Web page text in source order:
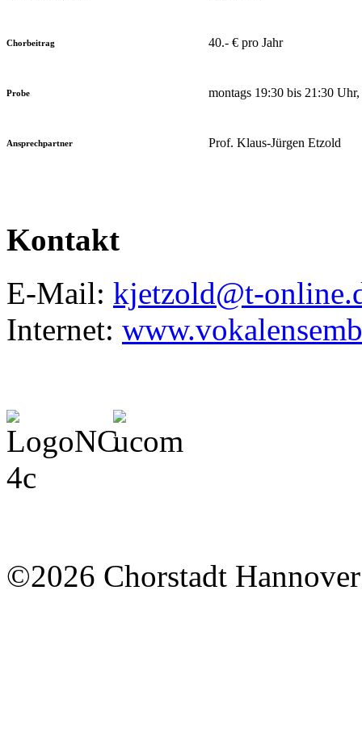
Chorbeitrag 40.- € pro Jahr
Probe montags 19:30 bis 21:30
Ansprechpartner Prof. Klaus-Jürgen Etzold
Kontakt
E-Mail: kjetzold@t-
Internet:
©2026 Chorstadt Hannover